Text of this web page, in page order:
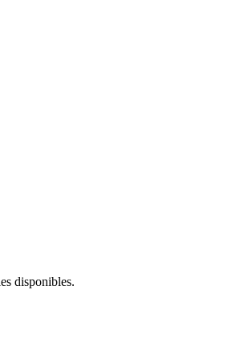
disponibles.